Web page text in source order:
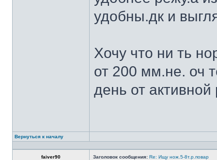
удобны.дк и
Хочу что ни ть
от 200 мм.не. оч
день от
Вернуться к началу
faiver90 Заголовок сообщения: Re: Ищу нож.5-8т.р.повар